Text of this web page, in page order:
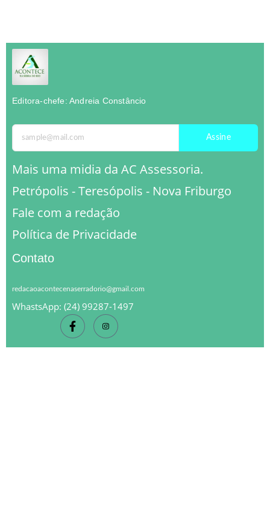
Editora-chefe: Andreia Constâncio
Assine
Mais uma midia da AC Assessoria.
Petrópolis - Teresópolis - Nova Friburgo
Fale com a redação
Política de Privacidade
Contato
redacaoacontecenaserradorio@gmail.com
WhastsApp: (24) 99287-1497